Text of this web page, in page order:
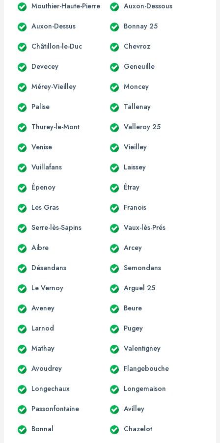
Mouthier-Haute-Pierre Auxon-Dessous
Auxon-Dessus Bonnay 25
Châtillon-le-Duc Chevroz
Devecey Geneuille
Mérey-Vieilley Moncey
Palise Tallenay
Thurey-le-Mont Valleroy 25
Venise Vieilley
Vuillafans Laissey
Épenoy Étray
Les Gras Franois
Serre-lès-Sapins Vaux-lès-Prés
Aibre Arcey
Désandans Semondans
Le Vernoy Arguel 25
Aveney Beure
Larnod Pugey
Mathay Valentigney
Avoudrey Flangebouche
Longechaux Longemaison
Passonfontaine Avilley
Bonnal Chazelot